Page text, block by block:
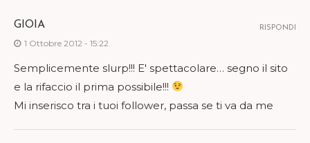
GIOIA
1 Ottobre 2012 - 15:22
Semplicemente slurp!!! E' spettacolare… segno il sito
e la rifaccio il prima possibile!!!
Mi inserisco tra i tuoi follower, passa se ti va da me
RISPONDI